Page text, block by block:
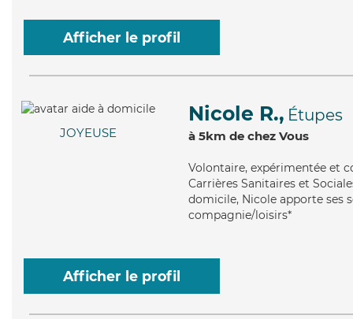
Afficher le profil
JOYEUSE
Nicole R., Étupes
à 5km de chez Vous
Volontaire, expérimentée et
Carrières Sanitaires et
domicile, Nicole apporte ses
compagnie/loisirs*
Afficher le profil